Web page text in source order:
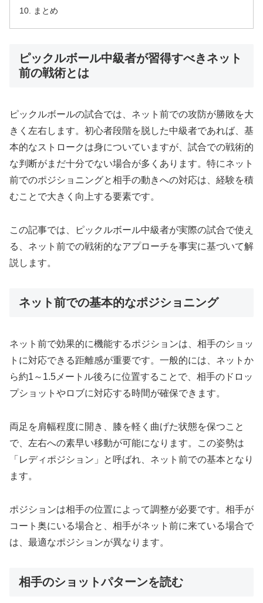
まとめ
ピックルボール中級者が習得すべきネット
前の戦術とは
ピックルボールの試合では、ネット前での攻防が勝敗を大
きく左右します。初心者段階を脱した中級者であれば、基
本的なストロークは身についていますが、試合での戦術的
な判断がまだ十分でない場合が多くあります。特にネット
前でのポジショニングと相手の動きへの対応は、経験を積
むことで大きく向上する要素です。
この記事では、ピックルボール中級者が実際の試合で使え
る、ネット前での戦術的なアプローチを事実に基づいて解
説します。
ネット前での基本的なポジショニング
ネット前で効果的に機能するポジションは、相手のショッ
トに対応できる距離感が重要です。一般的には、ネットか
ら約1～1.5メートル後ろに位置することで、相手のドロッ
プショットやロブに対応する時間が確保できます。
両足を肩幅程度に開き、膝を軽く曲げた状態を保つこと
で、左右への素早い移動が可能になります。この姿勢は
「レディポジション」と呼ばれ、ネット前での基本となり
ます。
ポジションは相手の位置によって調整が必要です。相手が
コート奥にいる場合と、相手がネット前に来ている場合で
は、最適なポジションが異なります。
相手のショットパターンを読む